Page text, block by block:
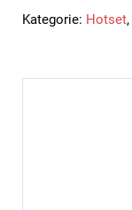
Kategorie: Hotset,